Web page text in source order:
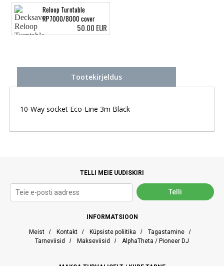
Reloop Turntable
RP7000/8000 cover
50.00 EUR
Tootekirjeldus
10-Way socket Eco-Line 3m Black
TELLI MEIE UUDISKIRI
INFORMATSIOON
Meist / Kontakt / Küpsiste poliitika / Tagastamine /
Tarneviisid
/ Makseviisid / AlphaTheta / Pioneer DJ